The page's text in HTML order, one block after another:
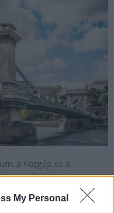
My Personal
a Közgép és a